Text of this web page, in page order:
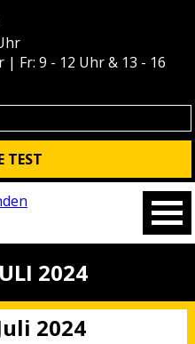
| Fr: 9 - 12 Uhr & 13 - 16
TEST
2024
2024